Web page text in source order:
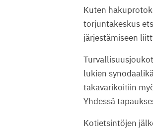
Kuten
torjuntakeskus
järjestämiseen
lukien
takavarikoitiin
Yhdessä
Kotietsintöjen